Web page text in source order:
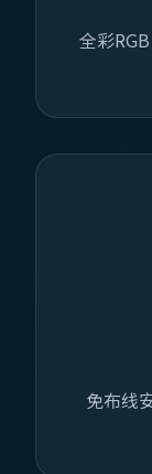
全彩
免布线